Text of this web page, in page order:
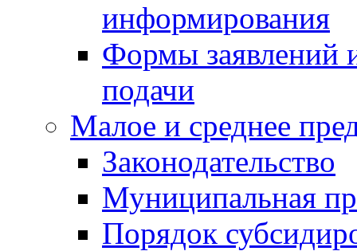
информирования
Формы заявлений
подачи
Малое и среднее
Законодательство
Муниципальная
Порядок